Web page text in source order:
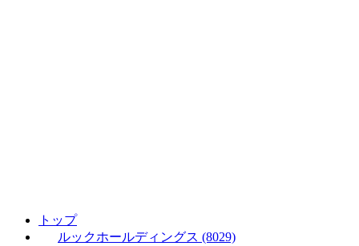
トップ
ルックホールディングス (8029)